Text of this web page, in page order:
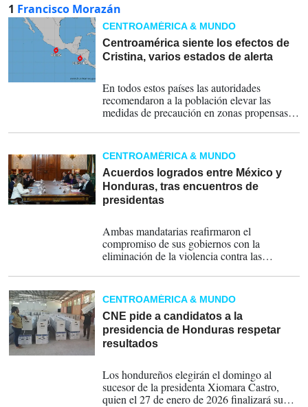
1 Francisco Morazán
CENTROAMÉRICA & MUNDO
Centroamérica siente los efectos de
Cristina, varios estados de alerta
En todos estos países las autoridades
recomendaron a la población elevar las
medidas de precaución en zonas propensas a
tormentas eléctricas, al oleaje o fuertes
ráfagas de viento que puedan presentarse de
forma aislada.
CENTROAMÉRICA & MUNDO
Acuerdos logrados entre México y
Honduras, tras encuentros de
presidentas
Ambas mandatarias reafirmaron el
compromiso de sus gobiernos con la
eliminación de la violencia contra las
impulsar políticas públicas que garanticen su
desarrollo pleno e igualdad sustantiva.
CENTROAMÉRICA & MUNDO
CNE pide a candidatos a la
presidencia de Honduras respetar
resultados
Los hondureños elegirán el domingo al
sucesor de la presidenta Xiomara Castro,
quien el 27 de enero de 2026 finalizará su